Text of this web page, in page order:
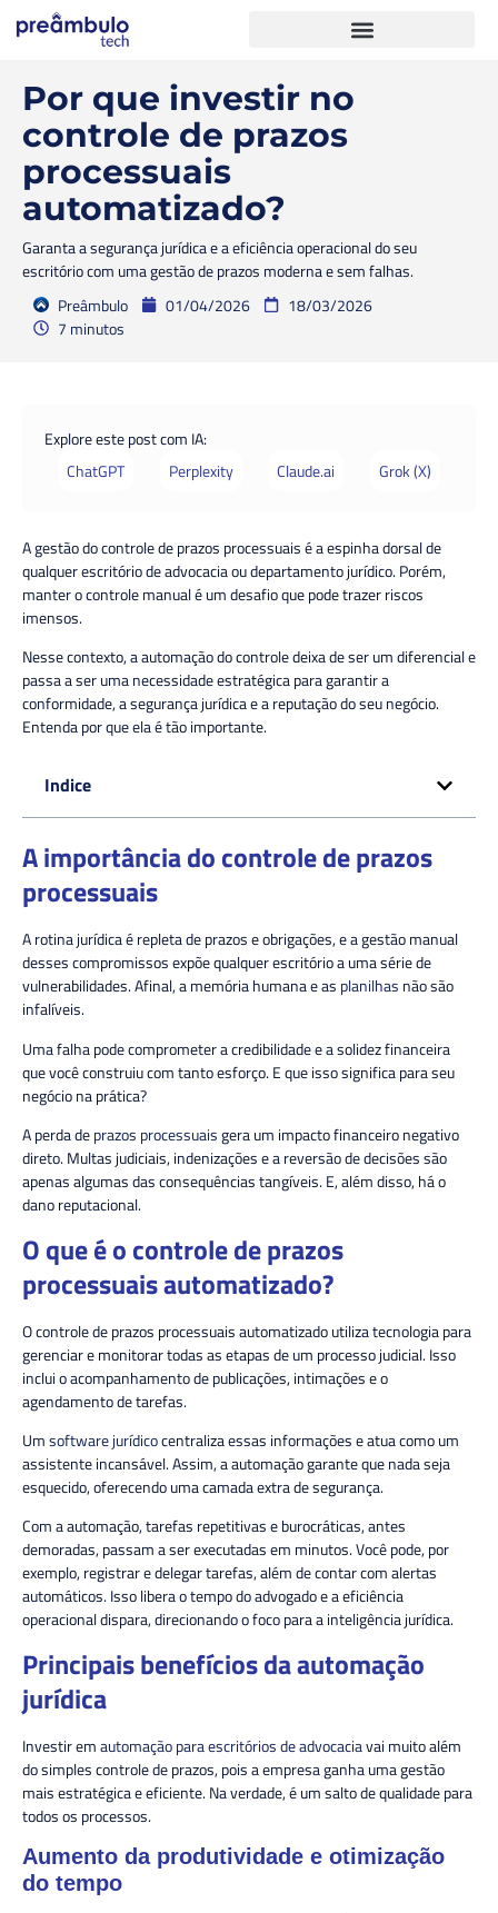
Por que investir no
controle de prazos
processuais
automatizado?
Garanta a segurança jurídica e a eficiência operacional do seu
escritório com uma gestão de prazos moderna e sem falhas.
Preâmbulo
01/04/2026
18/03/2026
7 minutos
Explore este post com IA:
ChatGPT
Perplexity Claude.ai Grok (X)
A gestão do controle de prazos processuais é a espinha dorsal de
qualquer escritório de advocacia ou departamento jurídico. Porém,
manter o controle manual é um desafio que pode trazer riscos
imensos.
Nesse contexto, a automação do controle deixa de ser um diferencial e
passa a ser uma necessidade estratégica para garantir a
conformidade, a segurança jurídica e a reputação do seu negócio.
Entenda por que ela é tão importante.
Indice
A importância do controle de prazos
processuais
A rotina jurídica é repleta de prazos e obrigações, e a gestão manual
desses compromissos expõe qualquer escritório a uma série de
vulnerabilidades. Afinal, a memória humana e as planilhas não são
infalíveis.
Uma falha pode comprometer a credibilidade e a solidez financeira
que você construiu com tanto esforço. E que isso significa para seu
negócio na prática?
A perda deprazos processuaisgera um impacto financeiro negativo
direto. Multas judiciais, indenizações e a reversão de decisões são
apenas algumas das consequências tangíveis. E, além disso, há o
dano reputacional.
O que é o controle de prazos
processuais automatizado?
O controle de prazos processuais automatizado utiliza tecnologia para
gerenciar e monitorar todas as etapas de um processo judicial. Isso
inclui o acompanhamento de publicações, intimações e o
agendamento de tarefas.
Umsoftware jurídicocentraliza essas informações e atua como um
assistente incansável. Assim, a automação garante que nada seja
esquecido, oferecendo uma camada extra de segurança.
Com a automação, tarefas repetitivas e burocráticas, antes
demoradas, passam a ser executadas em minutos. Você pode, por
exemplo, registrar e delegar tarefas, além de contar com alertas
automáticos. Isso libera o tempo do advogado e a eficiência
operacional dispara, direcionando o foco para a inteligência jurídica.
Principais benefícios da automação
jurídica
Investir emautomação para escritórios de advocaciavai muito além
do simples controle de prazos, pois a empresa ganha uma gestão
mais estratégica e eficiente. Na verdade, é um salto de qualidade para
todos os processos.
Aumento da produtividade e otimização
do tempo